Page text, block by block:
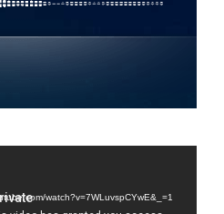
watch?v=7WLuvspCYwE&_=1